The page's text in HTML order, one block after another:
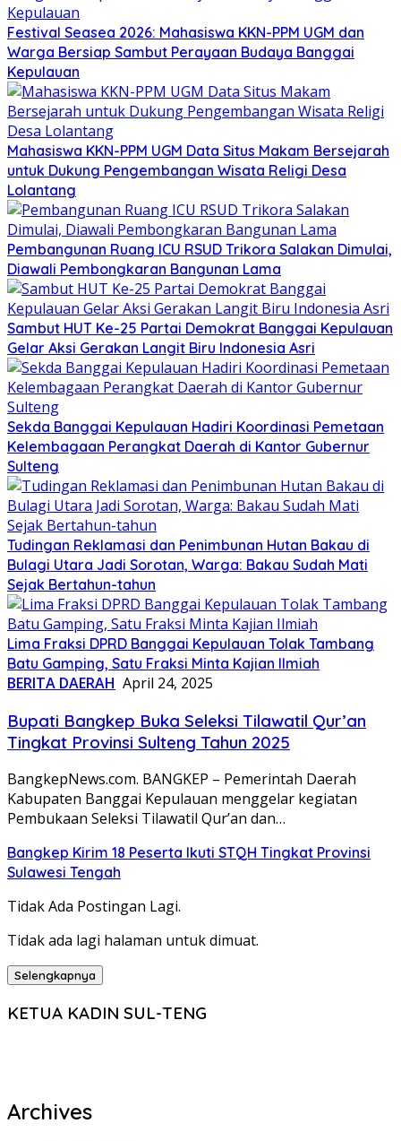
Festival Seasea 2026: Mahasiswa KKN-PPM UGM dan
Warga Bersiap Sambut Perayaan Budaya Banggai
Kepulauan
Mahasiswa KKN-PPM UGM Data Situs Makam Bersejarah
untuk Dukung Pengembangan Wisata Religi Desa
Lolantang
Pembangunan Ruang ICU RSUD Trikora Salakan Dimulai,
Diawali Pembongkaran Bangunan Lama
Sambut HUT Ke-25 Partai Demokrat Banggai Kepulauan
Gelar Aksi Gerakan Langit Biru Indonesia Asri
Sekda Banggai Kepulauan Hadiri Koordinasi Pemetaan
Kelembagaan Perangkat Daerah di Kantor Gubernur
Sulteng
Tudingan Reklamasi dan Penimbunan Hutan Bakau di
Bulagi Utara Jadi Sorotan, Warga: Bakau Sudah Mati
Sejak Bertahun-tahun
Lima Fraksi DPRD Banggai Kepulauan Tolak Tambang
Batu Gamping, Satu Fraksi Minta Kajian Ilmiah
BERITA DAERAH April 24, 2025
Bupati Bangkep Buka Seleksi Tilawatil Qur’an
Tingkat Provinsi Sulteng Tahun 2025
BangkepNews.com. BANGKEP – Pemerintah Daerah
Kabupaten Banggai Kepulauan menggelar kegiatan
Pembukaan Seleksi Tilawatil Qur’an dan…
Bangkep Kirim 18 Peserta Ikuti STQH Tingkat Provinsi
Sulawesi Tengah
Tidak Ada Postingan Lagi.
Tidak ada lagi halaman untuk dimuat.
Selengkapnya
KETUA KADIN SUL-TENG
Archives